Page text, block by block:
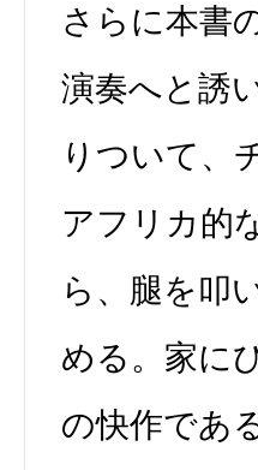
さらに本書
演奏へと誘
りついて、
アフリカ的
ら、腿を叩
める。家に
の快作である